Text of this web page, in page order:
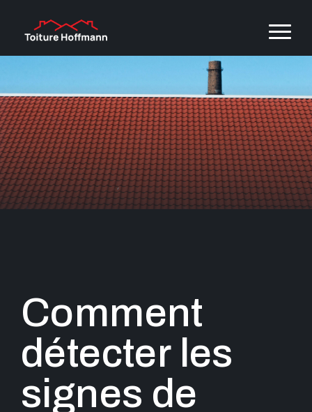
Comment
détecter les
signes de